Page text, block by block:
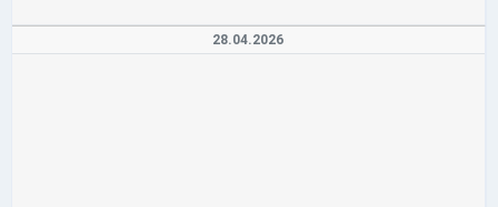
28.04.2026